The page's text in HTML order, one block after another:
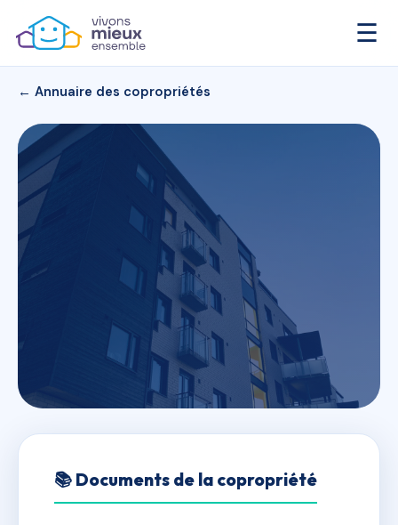
☰
← Annuaire des copropriétés
34 COURS DU XIV JUILLET
📚 Documents de la copropriété